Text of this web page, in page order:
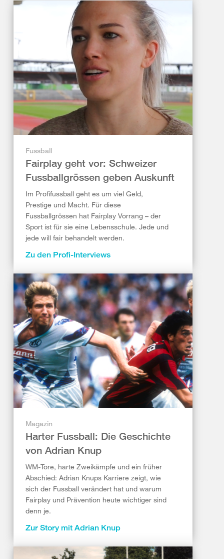
Fussball
Fairplay geht vor: Schweizer
Fussballgrössen geben Auskunft
Im Profifussball geht es um viel Geld,
Prestige und Macht. Für diese
Fussballgrössen hat Fairplay Vorrang – der
Sport ist für sie eine Lebensschule. Jede und
jede will fair behandelt werden.
Zu den Profi-Interviews
Magazin
Harter Fussball: Die Geschichte
von Adrian Knup
WM-Tore, harte Zweikämpfe und ein früher
Abschied: Adrian Knups Karriere zeigt, wie
sich der Fussball verändert hat und warum
Fairplay und Prävention heute wichtiger sind
denn je.
Zur Story mit Adrian Knup